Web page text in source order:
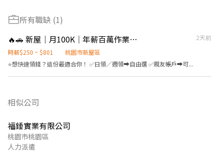
所有職缺 (1)
🔥🚗 新屋｜月100K｜年薪百萬作業員｜供2餐
2天前
時薪$250 ~ $801
桃園市新屋區
⭐️想快速領錢？這份最適合你！ ✅日領／週領➡️自由選 ✅親友帳戶➡️可...
相似公司
福錘實業有限公司
桃園市桃園區
人力派遣